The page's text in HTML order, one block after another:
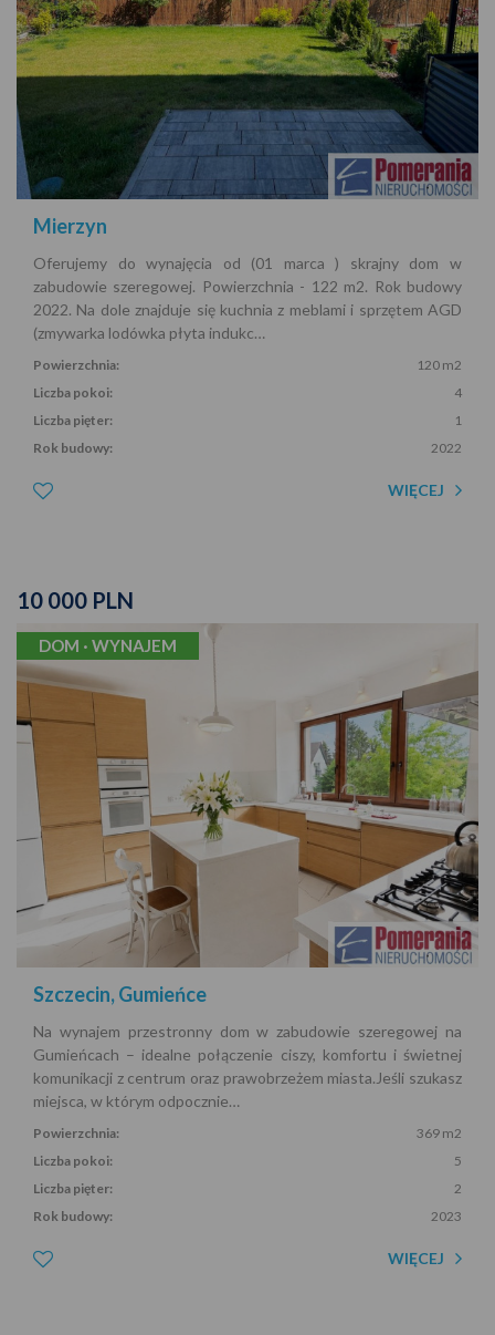
Mierzyn
Oferujemy do wynajęcia od (01 marca ) skrajny dom w
zabudowie szeregowej. Powierzchnia - 122 m2. Rok budowy
2022. Na dole znajduje się kuchnia z meblami i sprzętem AGD
(zmywarka lodówka płyta indukc…
Powierzchnia:
120 m2
Liczba pokoi:
4
Liczba pięter:
1
Rok budowy:
2022
WIĘCEJ
10 000 PLN
DOM · WYNAJEM
Szczecin, Gumieńce
Na wynajem przestronny dom w zabudowie szeregowej na
Gumieńcach – idealne połączenie ciszy, komfortu i świetnej
komunikacji z centrum oraz prawobrzeżem miasta.Jeśli szukasz
miejsca, w którym odpocznie…
Powierzchnia:
369 m2
Liczba pokoi:
5
Liczba pięter:
2
Rok budowy:
2023
WIĘCEJ